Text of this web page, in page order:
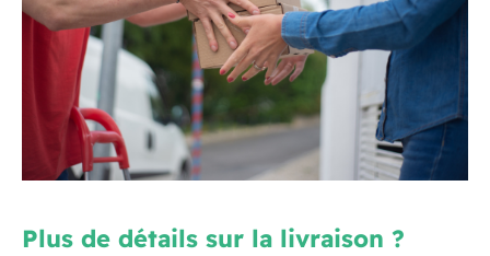
Plus de détails sur la livraison ?